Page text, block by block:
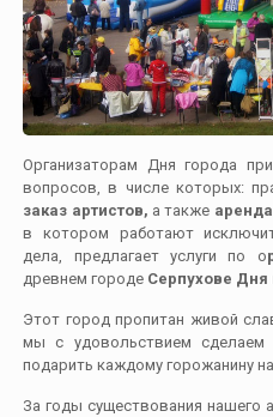
Организаторам Дня города
вопросов, в числе которых:
заказ артистов, а также
в котором работают
дела, предлагает услуги по о
древнем городе Серпухове Дня
Этот город пропитан живой
мы с удовольствием
подарить каждому горожанину
За годы существования нашего